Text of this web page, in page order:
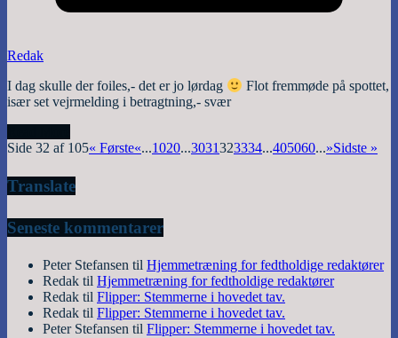
Redak
I dag skulle der foiles,- det er jo lørdag
Flot fremmøde på spottet,
især set vejrmelding i betragtning,- svær
Side 32 af 105« Første«...1020...3031323334...405060...»Sidste »
Translate
Seneste kommentarer
Peter Stefansen til Hjemmetræning for fedtholdige redaktører
Redak til Hjemmetræning for fedtholdige redaktører
Redak til Flipper: Stemmerne i hovedet tav.
Redak til Flipper: Stemmerne i hovedet tav.
Peter Stefansen til Flipper: Stemmerne i hovedet tav.